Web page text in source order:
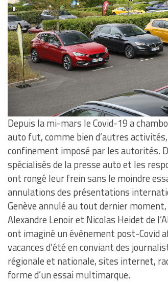
Depuis la mi-mars le Covid-19 a
auto fut, comme bien d’autres
confinement imposé par les autorités.
spécialisés de la presse auto et les
ont rongé leur frein sans le moindre
annulations des présentations
Genève annulé au tout dernier
Alexandre Lenoir et Nicolas Heidet de
ont imaginé un évènement post-Covid
vacances d’été en conviant des
régionale et nationale, sites internet,
forme d’un essai multimarque.